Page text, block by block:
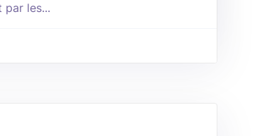
par les...